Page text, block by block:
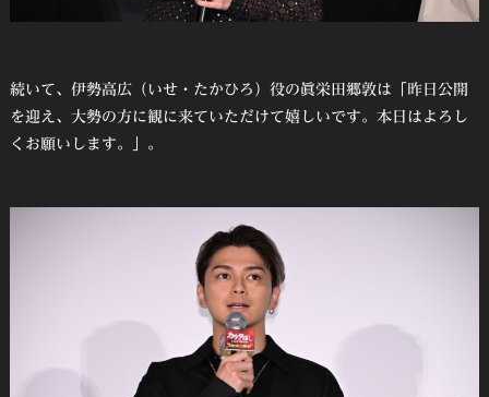
続いて、伊勢高広（いせ・たかひろ）役の眞栄田郷敦は「昨日公開
を迎え、大勢の方に観に来ていただけて嬉しいです。本日はよろし
くお願いします。」。